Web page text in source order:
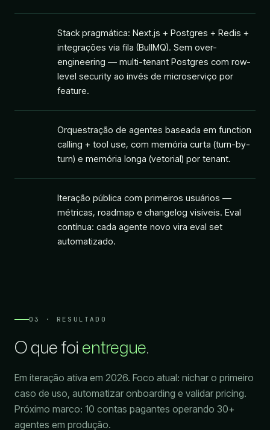
Stack pragmática: Next.js + Postgres + Redis +
integrações via fila (BullMQ). Sem over-
engineering — multi-tenant Postgres com row-
level security ao invés de microserviço por
feature.
Orquestração de agentes baseada em function
calling + tool use, com memória curta (turn-by-
turn) e memória longa (vetorial) por tenant.
Iteração pública com primeiros usuários —
métricas, roadmap e changelog visíveis. Eval
contínua: cada agente novo vira eval set
automatizado.
03 · RESULTADO
O que foi entregue.
Em iteração ativa em 2026. Foco atual: nichar o primeiro
caso de uso, automatizar onboarding e validar pricing.
Próximo marco: 10 contas pagantes operando 30+
agentes em produção.